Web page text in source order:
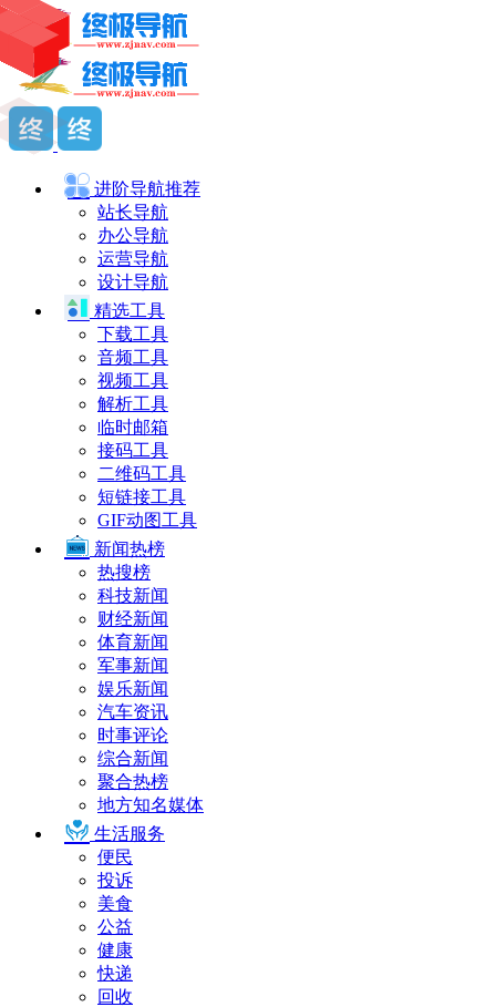
进阶导航推荐
站长导航
办公导航
运营导航
设计导航
精选工具
下载工具
音频工具
视频工具
解析工具
临时邮箱
接码工具
二维码工具
短链接工具
GIF动图工具
新闻热榜
热搜榜
科技新闻
财经新闻
体育新闻
军事新闻
娱乐新闻
汽车资讯
时事评论
综合新闻
聚合热榜
地方知名媒体
生活服务
便民
投诉
美食
公益
健康
快递
回收